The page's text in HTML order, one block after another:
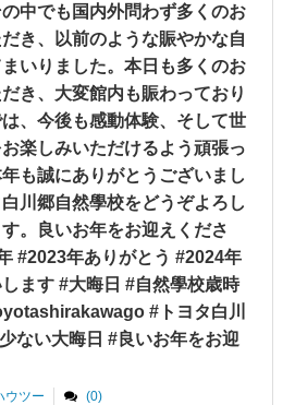
中でも国内外問わず多くのお
き、以前のような賑やかな自
いりました。本日も多くのお
き、大変館内も賑わっており
、今後も感動体験、そして世
楽しみいただけるよう頑張っ
も誠にありがとうございまし
川郷自然學校をどうぞよろし
。良いお年をお迎えくださ
#2023年ありがとう #2024年
ます #大晦日 #自然學校歳時
#トヨタ白川
ない大晦日 #良いお年をお迎
ウツー (0)